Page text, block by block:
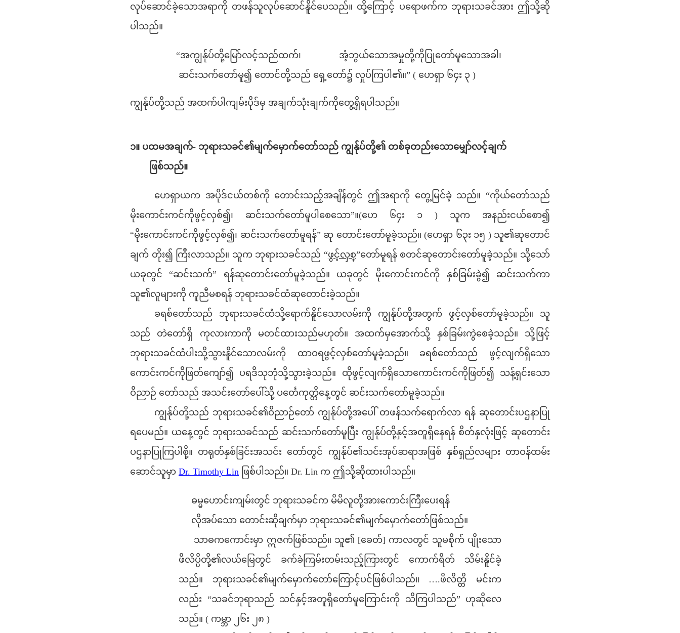
လုပ်ဆောင်ခဲ့သောအရာကို တဖန်သူလုပ်ဆောင်နိူင်ပေသည်။ ထို့ကြောင့် ပရောဖက်က ဘုရားသခင်အား ဤသို့ဆို
ပါသည်။
“အကျွန်ုပ်တို့မြော်လင့်သည်ထက်၊ အံ့ဘွယ်သောအမှုတို့ကိုပြုတော်မူသောအခါ၊
ဆင်းသက်တော်မူ၍ တောင်တို့သည် ရှေ့တော်၌ လှုပ်ကြပါ၏။” ( ဟေရှာ ၆၄း ၃ )
ကျွန်ုပ်တို့သည် အထက်ပါကျမ်းပိုဒ်မှ အချက်သုံးချက်ကိုတွေ့ရှိရပါသည်။
၁။ ပထမအချက်- ဘုရားသခင်၏မျက်မှောက်တော်သည် ကျွန်ုပ်တို့၏ တစ်ခုတည်းသောမျှော်လင့်ချက်
ဖြစ်သည်။
ဟေရှာယက အပိုဒ်ငယ်တစ်ကို တောင်းသည့်အချိန်တွင် ဤအရာကို တွေ့မြင်ခဲ့ သည်။ “ကိုယ်တော်သည်
မိုးကောင်းကင်ကိုဖွင့်လှစ်၍၊ ဆင်းသက်တော်မူပါစေသော”။(ဟေ ၆၄း ၁ ) သူက အနည်းငယ်စော၍
“မိုးကောင်းကင်ကိုဖွင့်လှစ်၍၊ ဆင်းသက်တော်မူရန်” ဆု တောင်းတော်မူခဲ့သည်။ (ဟေရှာ ၆၃း ၁၅ ) သူ၏ဆုတောင်
ချက် တိုး၍ ကြီးလာသည်။ သူက ဘုရားသခင်သည် “ဖွင့်လှစ္”တော်မူရန် စတင်ဆုတောင်းတော်မူခဲ့သည်။ သို့သော်
ယခုတွင် “ဆင်းသက်” ရန်ဆုတောင်းတော်မူခဲ့သည်။ ယခုတွင် မိုးကောင်းကင်ကို နှစ်ခြမ်းခွဲ၍ ဆင်းသက်ကာ
သူ၏လူများကို ကူညီမစရန် ဘုရားသခင်ထံဆုတောင်းခဲ့သည်။
ခရစ်တော်သည် ဘုရားသခင်ထံသို့ရောက်နိူင်သောလမ်းကို ကျွန်ုပ်တို့အတွက် ဖွင့်လှစ်တော်မူခဲ့သည်။ သူ
သည် တဲတော်ရှိ ကုလားကာကို မတင်ထားသည်မဟုတ်။ အထက်မှအောက်သို့ နှစ်ခြမ်းကွဲစေခဲ့သည်။ သို့ဖြင့်
ဘုရားသခင်ထံပါးသို့သွားနိူင်သောလမ်းကို ထာဝရဖွင့်လှစ်တော်မူခဲ့သည်။ ခရစ်တော်သည် ဖွင့်လျက်ရှိသော
ကောင်းကင်ကိုဖြတ်ကျော်၍ ပရဒိသုဘုံသို့သွားခဲ့သည်။ ထိုဖွင့်လျက်ရှိသောကောင်းကင်ကိုဖြတ်၍ သန့်ရှင်းသော
ဝိညာဉ် တော်သည် အသင်းတော်ပေါ်သို့ ပင်္တေကုတ္တိနေ့တွင် ဆင်းသက်တော်မူခဲ့သည်။
ကျွန်ုပ်တို့သည် ဘုရားသခင်၏ဝိညာဉ်တော် ကျွန်ုပ်တို့အပေါ် တဖန်သက်ရောက်လာ ရန် ဆုတောင်းပဌနာပြု
ရပေမည်။ ယနေ့တွင် ဘုရားသခင်သည် ဆင်းသက်တော်မူပြီး ကျွန်ုပ်တို့နှင့်အတူရှိနေရန် စိတ်နှလုံးဖြင့် ဆုတောင်း
ပဌနာပြုကြပါစို့။ တရုတ်နှစ်ခြင်းအသင်း တော်တွင် ကျွန်ုပ်၏သင်းအုပ်ဆရာအဖြစ် နှစ်ရှည်လများ တာဝန်ထမ်း
ဆောင်သူမှာ Dr. Timothy Lin ဖြစ်ပါသည်။ Dr. Lin က ဤသို့ဆိုထားပါသည်။
ဓမ္မဟောင်းကျမ်းတွင် ဘုရားသခင်က မိမိလူတို့အားကောင်းကြီးပေးရန်
လိုအပ်သော တောင်းဆိုချက်မှာ ဘုရားသခင်၏မျက်မှောက်တော်ဖြစ်သည်။
သာဓကကောင်းမှာ ဣဇက်ဖြစ်သည်။ သူ၏ [ခေတ်] ကာလတွင် သူမစိုက် ပျိုးသော
ဖိလိပ္ပိတို့၏လယ်မြေတွင် ခက်ခဲကြမ်းတမ်းသည့်ကြားတွင် ကောက်ရိတ် သိမ်းနိူင်ခဲ့
သည်။ ဘုရားသခင်၏မျက်မှောက်တော်ကြောင့်ပင်ဖြစ်ပါသည်။ ….ဖိလိတ္တိ မင်းက
လည်း “သခင်ဘုရာသည် သင်နှင့်အတူရှိတော်မူကြောင်းကို သိကြပါသည်” ဟုဆိုလေ
သည်။ ( ကမ္ဘာ ၂၆း ၂၈ )